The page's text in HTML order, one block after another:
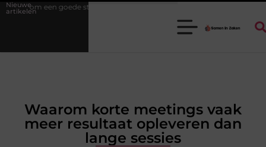
Nieuwe
artikelen het werk van de stukadoor makkelijker maakt
Waarom korte meetings vaak
meer resultaat opleveren dan
lange sessies